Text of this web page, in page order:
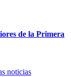
de la Primera
noticias